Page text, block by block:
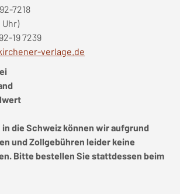
7218
Uhr)
19 7239
verlage.de
die Schweiz können wir aufgrund
und Zollgebühren leider keine
Bitte bestellen Sie stattdessen beim